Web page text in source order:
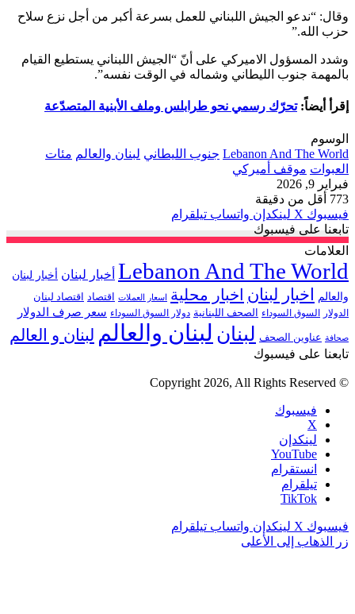
وقال: “ندعو الجيش اللبناني للعمل بسرعة أكبر من أجل نزع سلاح
حزب الله.”
وشدد المسؤول الاميركي على أنّ “الجيش اللبناني يستطيع القيام
بالمهمة جنوب الليطاني وشماله في الوقت نفسه”.
إقرأ أيضاً:تحرّك رسمي نحو طرابلس وملف الأبنية المتصدّعة
الوسوم
Lebanon And The World جنوب الليطاني لبنان والعالم مئات
العبوات موقف أميركي
فبراير 9, 2026
773 أقل من دقيقة
فيسبوك ‫X لينكدإن واتساب تيلقرام
تابعنا على فيسبوك
العلامات
Lebanon And The World أخبار لبنان أخبار لبنان
والعالم
اخبار لبنان اخبار محلية اسعار العملات اقتصاد اقتصاد لبنان
الدولار السوق السوداء الصحف اللبنانية دولار السوق السوداء سعر صرف الدولار
صحافة عناوين الصحف لبنان لبنان والعالم لبنان و العالم
تابعنا على فيسبوك
© Copyright 2026, All Rights Reserved
فيسبوك
‫X
لينكدإن
‫YouTube
انستقرام
تيلقرام
‫TikTok
فيسبوك ‫X لينكدإن واتساب تيلقرام
زر الذهاب إلى الأعلى